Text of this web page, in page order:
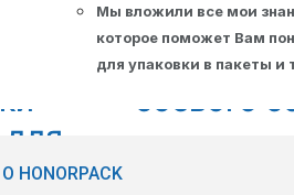
Мы вложили все мои
которое поможет Вам
для упаковки в пакеты и
О HONORPACK
для
и
для
Решения
упаковки
соевого